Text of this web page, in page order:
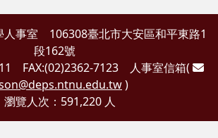
人事室 106308臺北市大安區和平東路1
段162號
FAX:(02)2362-7123 人事室信箱(
)
瀏覽人次：591,220 人